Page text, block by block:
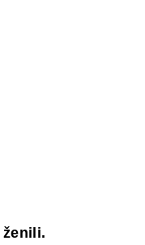
ženili.